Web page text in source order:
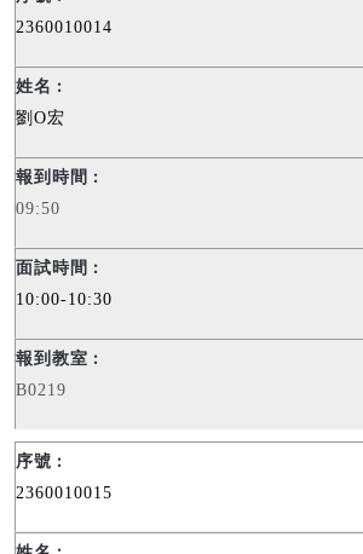
2360010014
劉 O宏
09:50
10:00-10:30
B0219
2360010015